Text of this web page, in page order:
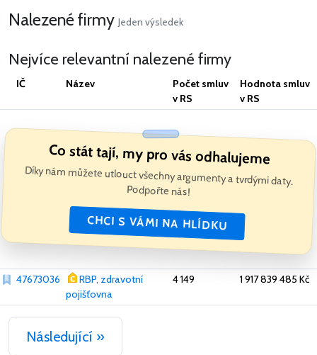
Nalezené firmy Jeden výsledek
Nejvíce relevantní nalezené firmy
IČ Název
Počet smluv
v RS
Hodnota smluv
v RS
Co stát tají, my pro vás odhalujeme
Díky nám můžete utlouct všechny argumenty a tvrdými daty.
Podpořte nás!
CHCI S VÁMI NA HLÍDKU
47673036
RBP, zdravotní
pojišťovna
4 149 1 917 839 485 Kč
Následující »